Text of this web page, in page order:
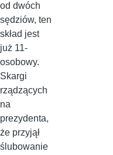
od dwóch
sędziów, ten
skład jest
już 11-
osobowy.
Skargi
rządzących
na
prezydenta,
że przyjął
ślubowanie